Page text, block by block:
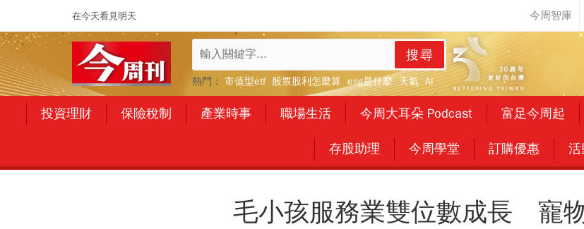
在今天看見明天
搜尋
熱門： 市值型etf 股票股利怎麼算 esg是什麼 天氣 AI
投資理財 保險稅制 產業時事 職場生活 今周大耳朵 Podcast 富足今周起
存股助理 今周學堂 訂購優惠 活
毛小孩服務業雙位數成長 寵